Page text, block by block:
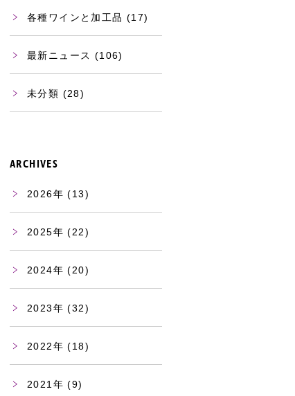
各種ワインと加工品 (17)
最新ニュース (106)
未分類 (28)
ARCHIVES
2026 (13)
2025 (22)
2024 (20)
2023 (32)
2022 (18)
2021 (9)